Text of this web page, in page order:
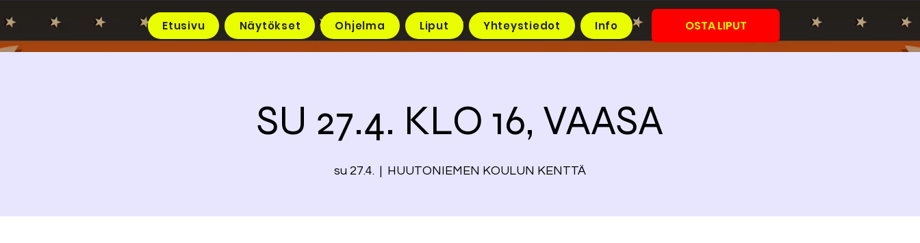
Etusivu Näytökset Ohjelma Liput Yhteystiedot Info OSTA LIPUT
SU 27.4. KLO 16, VAASA
su 27.4.
  |
HUUTONIEMEN KOULUN KENTTÄ